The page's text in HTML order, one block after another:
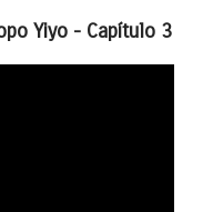
Yiyo - Capítulo 3